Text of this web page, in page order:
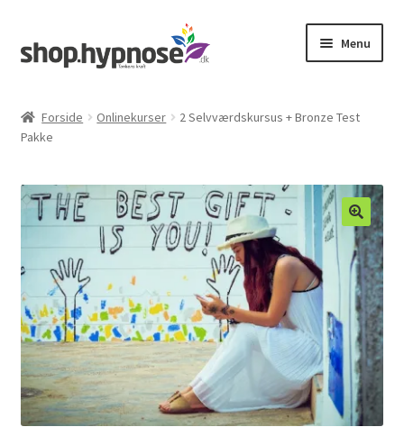
til
til
Menu
Lydfiler
Gavekort
Min Konto
Kontakt
Hypnose.dk
Forside Onlinekurser
2 Selvværdskursus + Bronze Test
Pakke